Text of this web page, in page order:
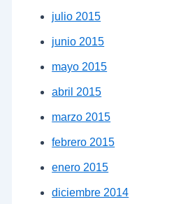
julio 2015
junio 2015
mayo 2015
abril 2015
marzo 2015
febrero 2015
enero 2015
diciembre 2014